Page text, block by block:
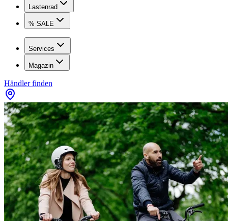
Lastenrad
% SALE
Services
Magazin
Händler finden